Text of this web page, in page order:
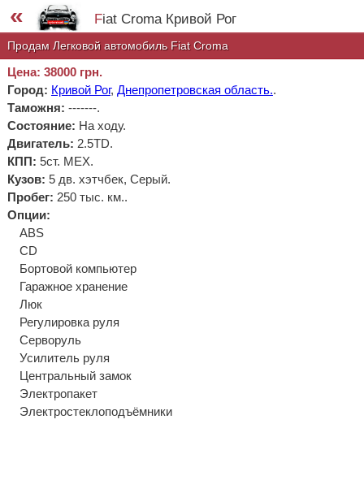
« Fiat Croma Кривой Рог
Продам Легковой автомобиль Fiat Croma
Цена: 38000 грн.
Город: Кривой Рог, Днепропетровская область..
Таможня: -------.
Состояние: На ходу.
Двигатель: 2.5TD.
КПП: 5ст. МЕХ.
Кузов: 5 дв. хэтчбек, Серый.
Пробег: 250 тыс. км..
Опции:
ABS
CD
Бортовой компьютер
Гаражное хранение
Люк
Регулировка руля
Серворуль
Усилитель руля
Центральный замок
Электропакет
Электростеклоподъёмники